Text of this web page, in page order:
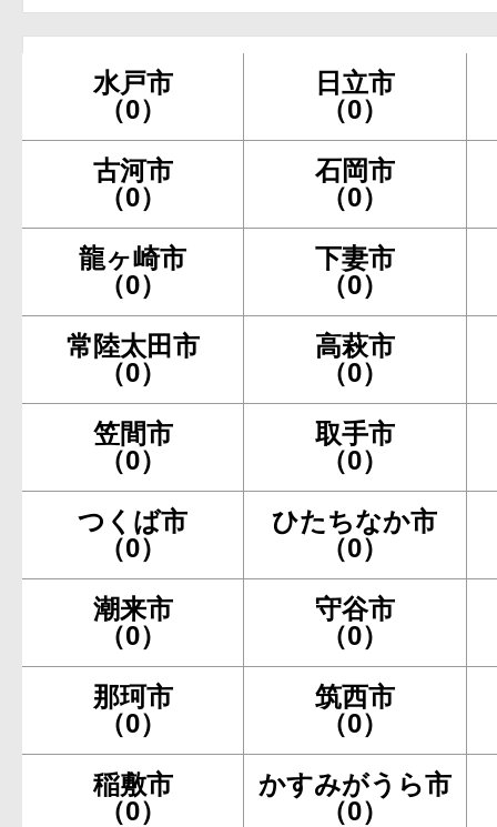
水戸市
（0）
日立市
（0）
古河市
（0）
石岡市
（0）
龍ヶ崎市
（0）
下妻市
（0）
常陸太田市
（0）
高萩市
（0）
笠間市
（0）
取手市
（0）
つくば市
（0）
ひたちなか市
（0）
潮来市
（0）
守谷市
（0）
那珂市
（0）
筑西市
（0）
稲敷市
（0）
かすみがうら市
（0）